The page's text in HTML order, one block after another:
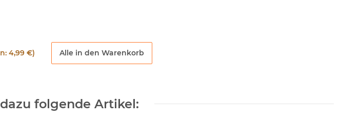
4,99 €) Alle in den Warenkorb
folgende Artikel: